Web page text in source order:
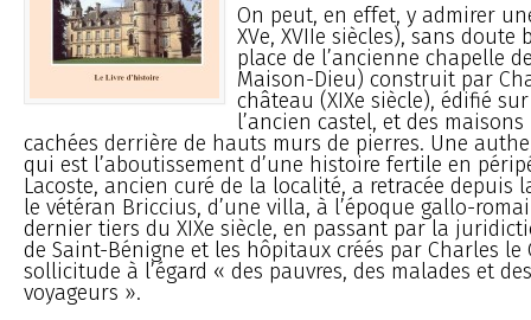
On peut, en effet, y admirer
XVe, XVIIe siècles), sans
place de l’ancienne chapelle
Maison-Dieu) construit par
château (XIXe siècle), édifié
l’ancien castel, et des
cachées derrière de hauts murs de pierres. Une
qui est l’aboutissement d’une histoire fertile en
Lacoste, ancien curé de la localité, a retracée depuis
le vétéran Briccius, d’une villa, à l’époque gallo-
dernier tiers du XIXe siècle, en passant par la
de Saint-Bénigne et les hôpitaux créés par Charles le
sollicitude à l’égard « des pauvres, des malades et
voyageurs ».